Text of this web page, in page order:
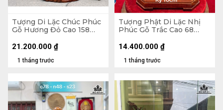
Tượng Di Lặc Chúc Phúc
Gỗ Hương Đỏ Cao 158
1 tháng trước
21.200.000 ₫
Tượng Phật Di Lặc Nhị
Phúc Gỗ Trắc Cao 68
1 tháng trước
14.400.000 ₫